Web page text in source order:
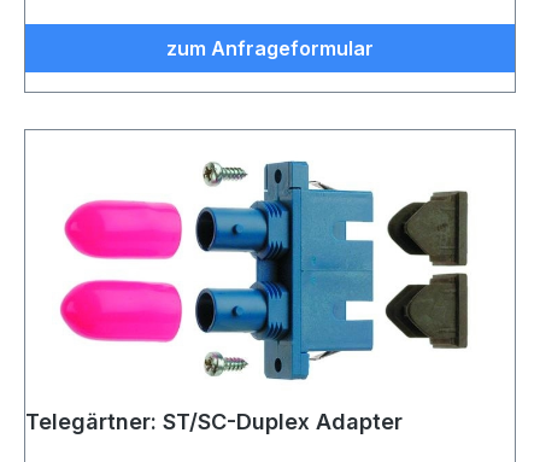
zum Anfrageformular
Telegärtner: ST/SC-Duplex Adapter